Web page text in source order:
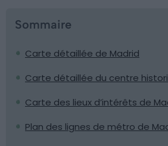
Sommaire
Carte détaillée de Madrid
Carte détaillée du centre
Carte des lieux d’intérêts de
Plan des lignes de métro de